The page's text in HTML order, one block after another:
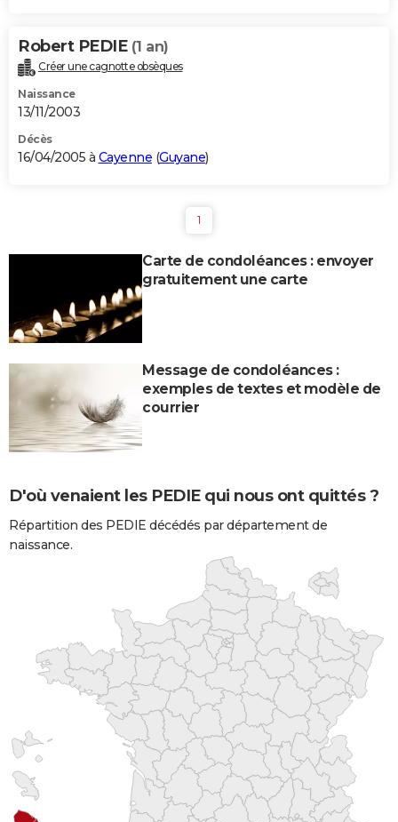
Robert PEDIE (1 an)
Créer une cagnotte obsèques
Naissance
13/11/2003
Décès
16/04/2005 à Cayenne (Guyane)
1
Carte de condoléances : envoyer
gratuitement une carte
Message de condoléances :
exemples de textes et modèle de
courrier
D'où venaient les PEDIE qui nous ont quittés ?
Répartition des PEDIE décédés par département de
naissance.